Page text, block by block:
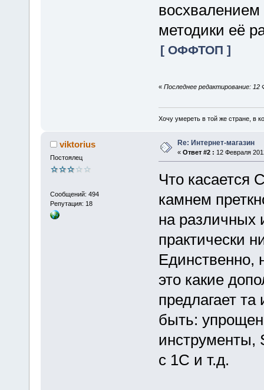
восхвалением
методики её
[ ОФФТОП ]
« Последнее редактирование:
Хочу умереть в той же стране, в
viktorius
Постоялец
Сообщений: 494
Репутация: 18
Re: Интернет-магазин
« Ответ #2 : 12 Февраля
Что касается
камнем
на различных
практически
Единственно,
это какие
предлагает
быть:
инструменты,
с 1С и т.д.